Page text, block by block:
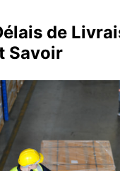
de
Savoir